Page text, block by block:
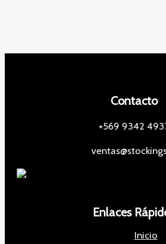
Contacto
+569 9342
Enlaces
Inicio